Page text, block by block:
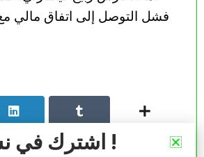
فشل التوصل إلى اتفاق مالي
اشترك في نشرتنا الإخبارية !